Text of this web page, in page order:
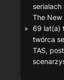
serialach
The New
69 lat(a)
twórca
TAS,